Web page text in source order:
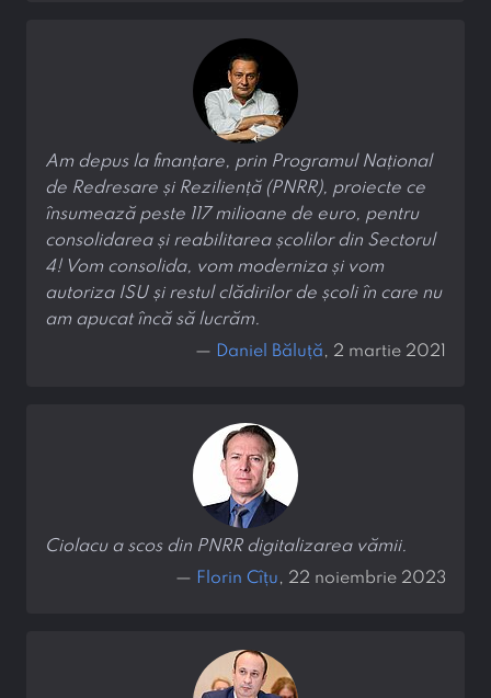
Am depus la finanțare, prin Programul Național
de Redresare și Reziliență (PNRR), proiecte ce
însumează peste 117 milioane de euro, pentru
consolidarea și reabilitarea școlilor din Sectorul
4! Vom consolida, vom moderniza și vom
autoriza ISU și restul clădirilor de școli în care nu
am apucat încă să lucrăm.
— Daniel Băluță, 2 martie 2021
Ciolacu a scos din PNRR digitalizarea vămii.
— Florin Cîțu, 22 noiembrie 2023